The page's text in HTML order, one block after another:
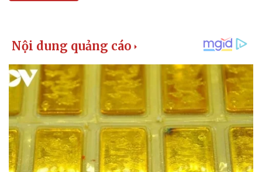
Pháp luật
Vụ án
Tin nóng
Tư vấn luật
Quân sự - Quốc phòng
Vũ khí
Việt Nam
Phân tích